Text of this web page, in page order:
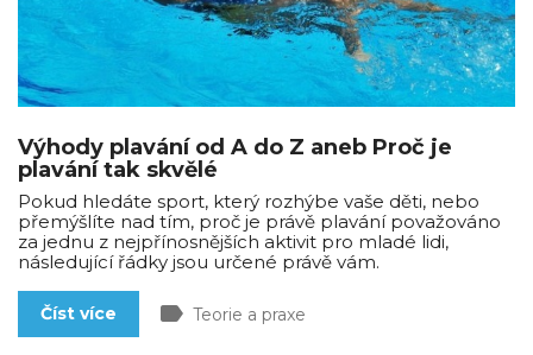
Výhody plavání od A do Z aneb Proč je
plavání tak skvělé
Pokud hledáte sport, který rozhýbe vaše děti, nebo
přemýšlíte nad tím, proč je právě plavání považováno
za jednu z nejpřínosnějších aktivit pro mladé lidi,
následující řádky jsou určené právě vám.
Číst více label Teorie a praxe